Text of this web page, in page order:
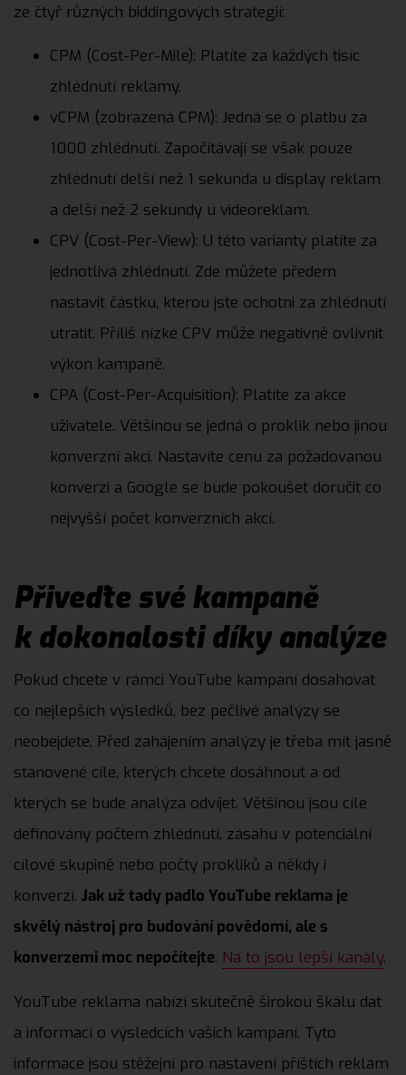
ze čtyř různých biddingových strategií:
CPM (Cost-Per-Mile): Platíte za každých tisíc
zhlédnutí reklamy.
vCPM (zobrazená CPM): Jedná se o platbu za
1000 zhlédnutí. Započítávají se však pouze
zhlédnutí delší než 1 sekunda u display reklam
a delší než 2 sekundy u videoreklam.
CPV (Cost-Per-View): U této varianty platíte za
jednotlivá zhlédnutí. Zde můžete předem
nastavit částku, kterou jste ochotni za zhlédnutí
utratit. Příliš nízké CPV může negativně ovlivnit
výkon kampaně.
CPA (Cost-Per-Acquisition): Platíte za akce
uživatele. Většinou se jedná o proklik nebo jinou
konverzní akci. Nastavíte cenu za požadovanou
konverzi a Google se bude pokoušet doručit co
nejvyšší počet konverzních akcí.
Přiveďte své kampaně
k dokonalosti díky analýze
Pokud chcete v rámci YouTube kampaní dosahovat
co nejlepších výsledků, bez pečlivé analýzy se
neobejdete. Před zahájením analýzy je třeba mít jasně
stanovené cíle, kterých chcete dosáhnout a od
kterých se bude analýza odvíjet. Většinou jsou cíle
definovány počtem zhlédnutí, zásahu v potenciální
cílové skupině nebo počty prokliků a někdy i
konverzí. Jak už tady padlo YouTube reklama je
skvělý nástroj pro budování povědomí, ale s
konverzemi moc nepočítejte. Na to jsou lepší kanály.
YouTube reklama nabízí skutečně širokou škálu dat
a informací o výsledcích vašich kampaní. Tyto
informace jsou stěžejní pro nastavení příštích reklam